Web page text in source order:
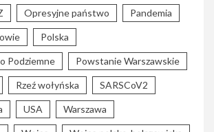
Opresyjne państwo Pandemia
Polska
Podziemne Powstanie Warszawskie
Rzeź wołyńska SARSCoV2
USA Warszawa